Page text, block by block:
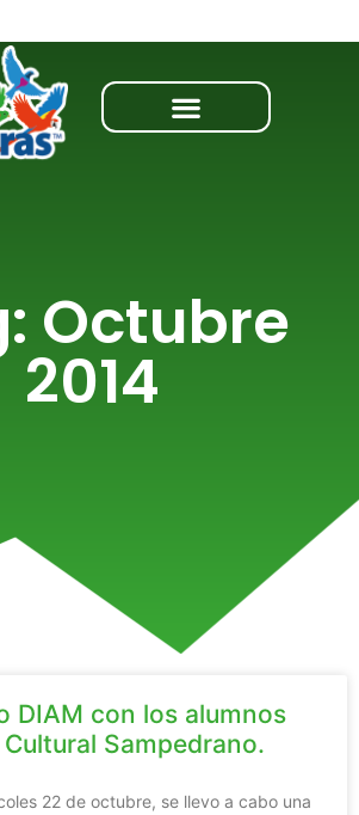
Octubre
2014
DIAM con los alumnos
Sampedrano.
22 de octubre, se llevo a cabo una